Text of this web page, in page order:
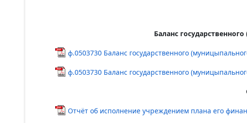
Баланс
ф.0503730 Баланс государственного
ф.0503730 Баланс государственного
Отчёт об исполнение учреждением плана его